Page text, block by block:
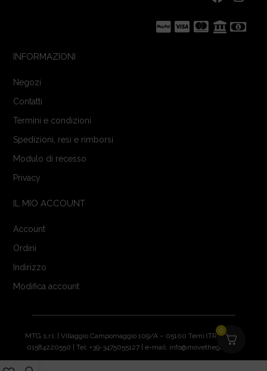
INFORMAZIONI
Negozi
Contatti
Termini e condizioni
Spedizioni, resi e rimborsi
Modulo di recesso
Privacy
IL MIO ACCOUNT
Account
Ordini
Indirizzo
Modifica account
MTG s.r.l. | Villaggio Campomaggio 109/A – 05100 Terni (TR) | P.IVA:
01584220550 | Tel: +39-3475055127 | e-mail: info@movethegame.it
0